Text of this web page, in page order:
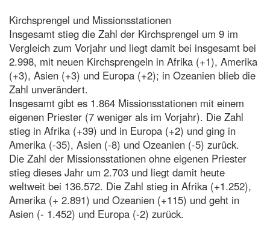
Kirchsprengel und Missionsstationen
Insgesamt stieg die Zahl der Kirchsprengel um 9 im
Vergleich zum Vorjahr und liegt damit bei insgesamt bei
2.998, mit neuen Kirchsprengeln in Afrika (+1), Amerika
(+3), Asien (+3) und Europa (+2); in Ozeanien blieb die
Zahl unverändert.
Insgesamt gibt es 1.864 Missionsstationen mit einem
eigenen Priester (7 weniger als im Vorjahr). Die Zahl
stieg in Afrika (+39) und in Europa (+2) und ging in
Amerika (-35), Asien (-8) und Ozeanien (-5) zurück.
Die Zahl der Missionsstationen ohne eigenen Priester
stieg dieses Jahr um 2.703 und liegt damit heute
weltweit bei 136.572. Die Zahl stieg in Afrika (+1.252),
Amerika (+ 2.891) und Ozeanien (+115) und geht in
Asien (- 1.452) und Europa (-2) zurück.